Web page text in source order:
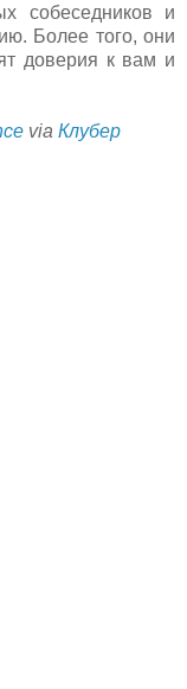
собеседников и
Более того, они
доверия к вам и
via Клубер